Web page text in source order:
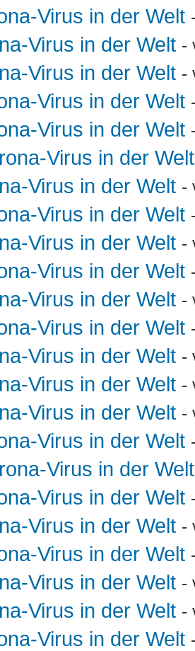
Virus in der Welt
Virus in der Welt -
Virus in der Welt -
Virus in der Welt
Virus in der Welt
Virus in der Welt
Virus in der Welt -
Virus in der Welt
Virus in der Welt -
Virus in der Welt
Virus in der Welt -
Virus in der Welt
Virus in der Welt -
Virus in der Welt -
Virus in der Welt -
Virus in der Welt
Virus in der Welt
Virus in der Welt
Virus in der Welt -
Virus in der Welt
Virus in der Welt -
Virus in der Welt -
Virus in der Welt